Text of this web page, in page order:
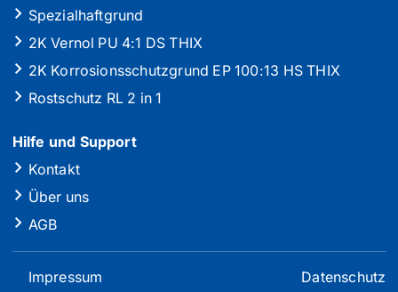
Spezialhaftgrund
2K Vernol PU 4:1 DS THIX
2K Korrosionsschutzgrund EP 100:13 HS THIX
Rostschutz RL 2 in 1
Hilfe und Support
Kontakt
Über uns
AGB
Impressum Datenschutz